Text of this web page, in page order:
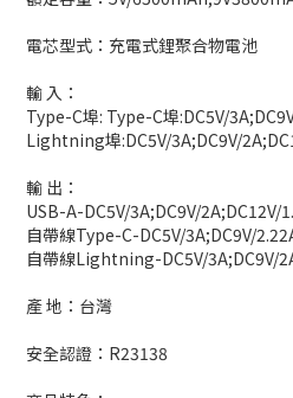
電芯型式：充電式鋰聚合物電池
輸 入：
Type-C埠: Type-C埠:DC5V/
Lightning埠:DC5V/3A;DC9V/
輸 出：
USB-A-DC5V/3A;DC9V/2A;DC12V/
自帶線Type-C-DC5V/3A;DC9V/
自帶線Lightning-DC5V/3A;DC9V/
產 地：台灣
安全認證：R23138